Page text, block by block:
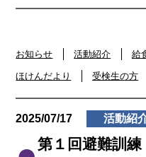
お知らせ 活動紹介 給
ほけんだより 受検生の方
2025/07/17 活動紹
第１回避難訓